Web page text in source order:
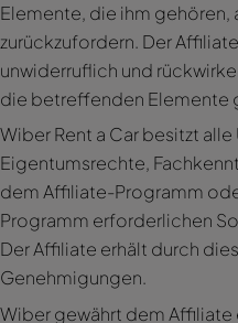
Elemente, die ihm gehören,
zurückzufordern. Der
unwiderruflich und
die betreffenden Elemente
Wiber Rent a Car besitzt
Eigentumsrechte,
dem Affiliate-Programm
Programm erforderlichen
Der Affiliate erhält durch
Genehmigungen.
Wiber gewährt dem